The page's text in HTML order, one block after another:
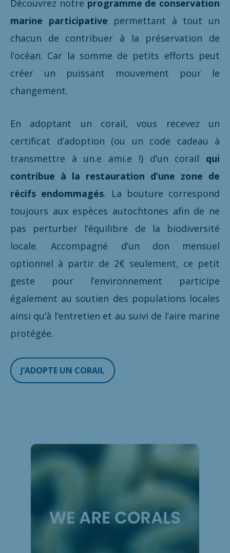
Découvrez notre programme de conservation
marine participative permettant à tout un
chacun de contribuer à la préservation de
l’océan. Car la somme de petits efforts peut
créer un puissant mouvement pour le
changement.
En adoptant un corail, vous recevez un
certificat d’adoption (ou un code cadeau à
transmettre à un.e ami.e !) d’un corail qui
contribue à la restauration d’une zone de
récifs endommagés. La bouture correspond
toujours aux espèces autochtones afin de ne
pas perturber l’équilibre de la biodiversité
locale. Accompagné d’un don mensuel
optionnel à partir de 2€ seulement, ce petit
geste pour l’environnement participe
également au soutien des populations locales
ainsi qu’à l’entretien et au suivi de l’aire marine
protégée.
J’ADOPTE UN CORAIL